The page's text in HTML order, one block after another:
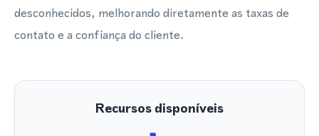
desconhecidos, melhorando diretamente as taxas de
contato e a confiança do cliente.
Recursos disponíveis